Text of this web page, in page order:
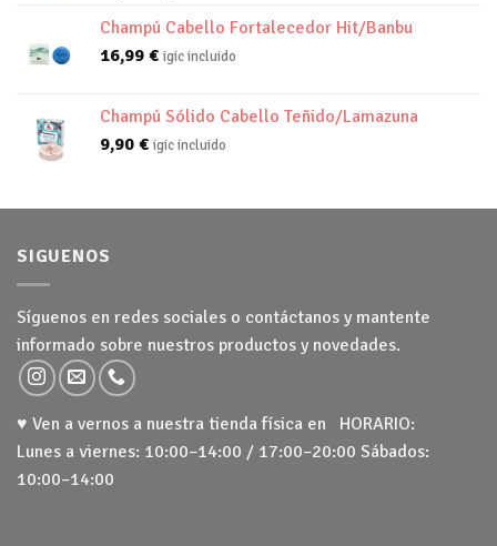
Champú Cabello Fortalecedor Hit/Banbu
16,99 € igic incluido
Champú Sólido Cabello Teñido/Lamazuna
9,90 € igic incluido
SIGUENOS
Síguenos en redes sociales o contáctanos y mantente
informado sobre nuestros productos y novedades.
♥ Ven a vernos a nuestra tienda física en HORARIO:
Lunes a viernes: 10:00–14:00 / 17:00–20:00 Sábados:
10:00–14:00